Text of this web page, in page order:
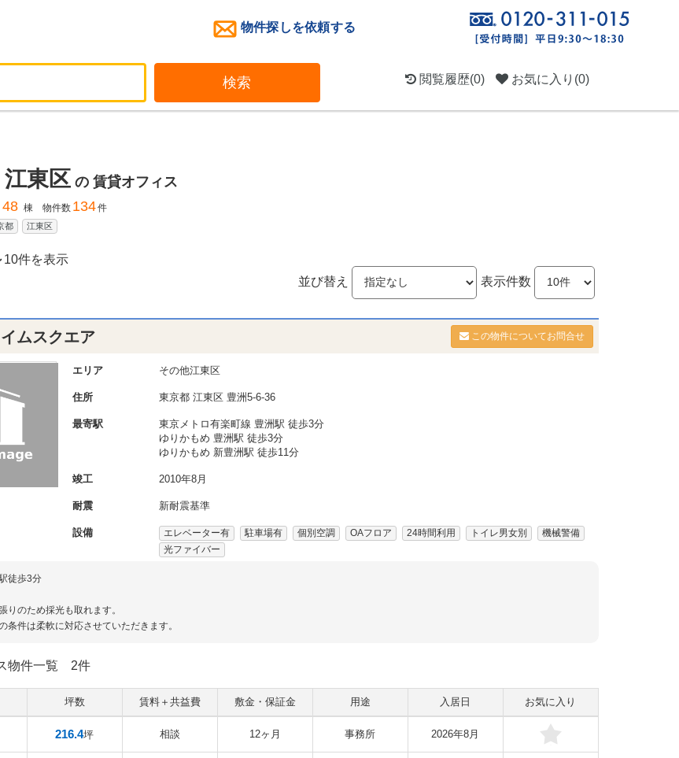
物件探しを依頼する
検索 閲覧履歴(0) お気に入り (0)
東区 の 賃貸オフィス
48 棟 物件数 134件
都 江東区
10件を表示
表示件数
並び替え
ムスクエア この物件についてお問合せ
エリア その他江東区
住所 東京都 江東区豊洲5-6-36
最寄駅
東京メトロ有楽町線 豊洲駅 徒歩3分
ゆりかもめ 豊洲駅 徒歩3分
ゆりかもめ 新豊洲駅 徒歩11分
竣工 2010年8月
耐震 新耐震基準
設備 エレベーター有 駐車場有 個別空調 OAフロア 24時間利用 トイレ男女別
機械警備
光ファイバー
徒歩3分
りのため採光も取れます。
条件は柔軟に対応させていただきます。
物件一覧 2件
坪数 賃料＋共益費 敷金・保証金 用途 入居日 お気に入り
216.4坪 相談 12ヶ月 事務所 2026年8月